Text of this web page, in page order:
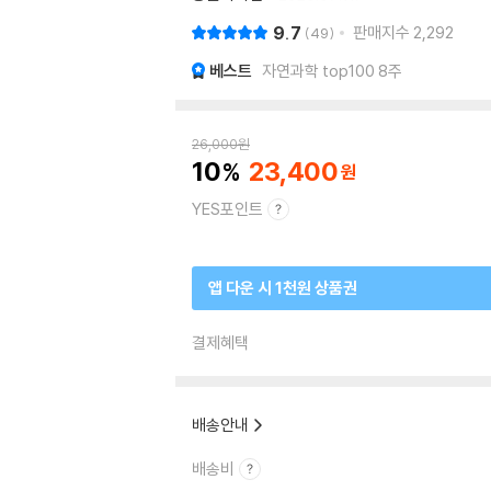
9.7 49 판매지수 2,292
베스트 자연과학 top100 8주
26,000원
10 23,400
YES포인트
앱 다운 시 1천원 상품권
결제혜택
배송안내
배송비